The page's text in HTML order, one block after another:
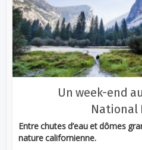
Un week-end
National
Entre chutes d’eau et dômes
nature californienne.